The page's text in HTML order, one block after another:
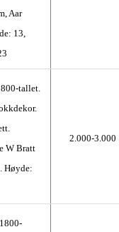
Aar
13,
tallet.
W Bratt
Høyde:
2.000-3.000